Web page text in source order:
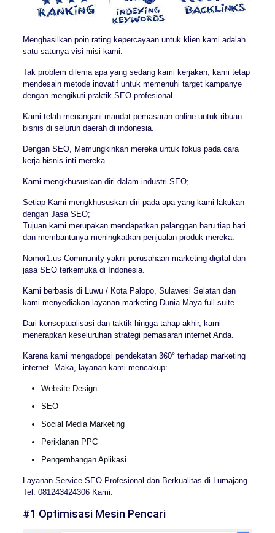
Menghasilkan poin rating kepercayaan untuk klien kami adalah
satu-satunya visi-misi kami.
Tak problem dilema apa yang sedang kami kerjakan, kami tetap
mendesain metode inovatif untuk memenuhi target kampanye
dengan mengikuti praktik SEO profesional.
Kami telah menangani mandat pemasaran online untuk ribuan
bisnis di seluruh daerah di indonesia.
Dengan SEO, Memungkinkan mereka untuk fokus pada cara
kerja bisnis inti mereka.
Kami mengkhususkan diri dalam industri SEO;
Setiap Kami mengkhususkan diri pada apa yang kami lakukan
dengan Jasa SEO;
Tujuan kami merupakan mendapatkan pelanggan baru tiap hari
dan membantunya meningkatkan penjualan produk mereka.
Nomor1.us Community yakni perusahaan marketing digital dan
jasa SEO terkemuka di Indonesia.
Kami berbasis di Luwu / Kota Palopo, Sulawesi Selatan dan
kami menyediakan layanan marketing Dunia Maya full-suite.
Dari konseptualisasi dan taktik hingga tahap akhir, kami
menerapkan keseluruhan strategi pemasaran internet Anda.
Karena kami mengadopsi pendekatan 360° terhadap marketing
internet. Maka, layanan kami mencakup:
Website Design
SEO
Social Media Marketing
Periklanan PPC
Pengembangan Aplikasi.
Layanan Service SEO Profesional dan Berkualitas di Lumajang
Tel. 081243424306 Kami:
#1 Optimisasi Mesin Pencari